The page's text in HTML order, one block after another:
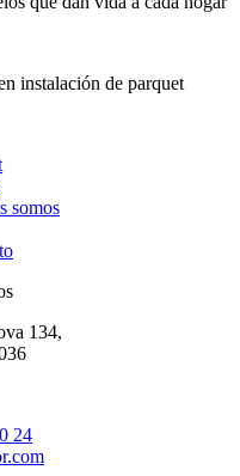
instalación de parquet
somos
134,
24